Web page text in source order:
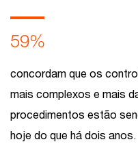
59%
concordam que os
mais complexos e mais
procedimentos estão
hoje do que há dois anos.